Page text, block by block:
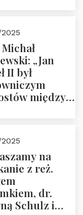
„Jan
II był
między
na
z reż.
dr.
Schulz i